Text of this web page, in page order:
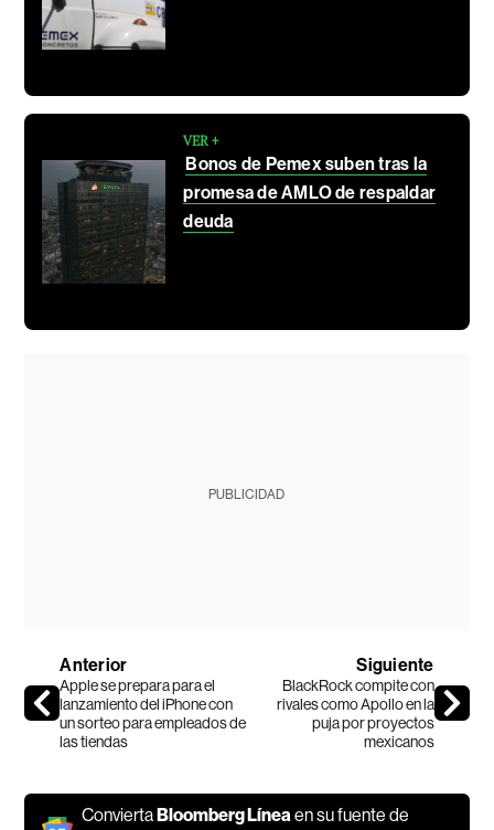
VER +
Bonos de Pemex suben tras la
promesa de AMLO de respaldar
deuda
PUBLICIDAD
Anterior
Apple se prepara para el
lanzamiento del iPhone con
un sorteo para empleados de
las tiendas
Siguiente
BlackRock compite con
rivales como Apollo en la
puja por proyectos
mexicanos
Convierta Bloomberg Líneaen su fuente de